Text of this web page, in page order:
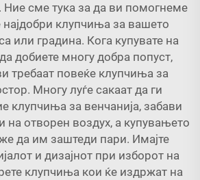
сме тука за да ви помогнеме
најдобри клупчиња за вашето
или градина. Кога купувате на
добиете многу добра попуст,
требаат повеќе клупчиња за
Многу луѓе сакаат да ги
клупчиња за венчанија, забави
на отворен воздух, а купувањето
да им заштеди пари. Имајте
и дизајнот при изборот на
клупчиња кои ќе издржат на